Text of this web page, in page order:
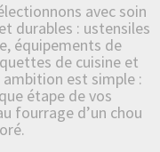
avec soin
durables : ustensiles
équipements de
de cuisine et
est simple :
étape de vos
fourrage d’un chou